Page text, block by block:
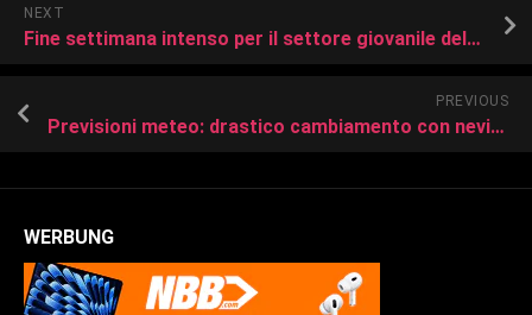
NEXT
Fine settimana intenso per il settore giovanile dell’Invictavolleyball
PREVIOUS
Previsioni meteo: drastico cambiamento con nevicate a bassa quota e freddo intenso
WERBUNG